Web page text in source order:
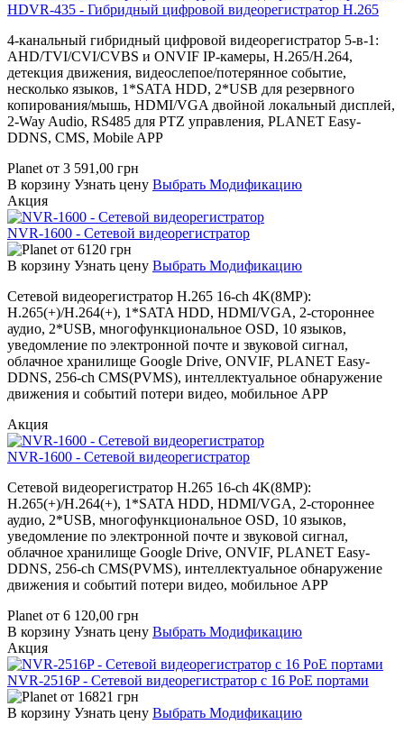
HDVR-435 - Гибридный цифровой видеорегистратор H.265
4-канальный гибридный цифровой видеорегистратор 5-в-1:
AHD/TVI/CVI/CVBS и ONVIF IP-камеры, H.265/H.264,
детекция движения, видеослепое/потерянное событие,
несколько языков, 1*SATA HDD, 2*USB для резервного
копирования/мышь, HDMI/VGA двойной локальный дисплей,
2-Way Audio, RS485 для PTZ управления, PLANET Easy-
DDNS, CMS, Mobile APP
Planet от 3 591,00 грн
В корзину Узнать цену Выбрать Модификацию
Акция
NVR-1600 - Сетевой видеорегистратор
от 6120 грн
В корзину Узнать цену Выбрать Модификацию
Сетевой видеорегистратор H.265 16-ch 4K(8MP):
H.265(+)/H.264(+), 1*SATA HDD, HDMI/VGA, 2-стороннее
аудио, 2*USB, многофункциональное OSD, 10 языков,
уведомление по электронной почте и звуковой сигнал,
облачное хранилище Google Drive, ONVIF, PLANET Easy-
DDNS, 256-ch CMS(PVMS), интеллектуальное обнаружение
движения и событий потери видео, мобильное APP
Акция
NVR-1600 - Сетевой видеорегистратор
Сетевой видеорегистратор H.265 16-ch 4K(8MP):
H.265(+)/H.264(+), 1*SATA HDD, HDMI/VGA, 2-стороннее
аудио, 2*USB, многофункциональное OSD, 10 языков,
уведомление по электронной почте и звуковой сигнал,
облачное хранилище Google Drive, ONVIF, PLANET Easy-
DDNS, 256-ch CMS(PVMS), интеллектуальное обнаружение
движения и событий потери видео, мобильное APP
Planet от 6 120,00 грн
В корзину Узнать цену Выбрать Модификацию
Акция
NVR-2516P - Сетевой видеорегистратор с 16 PoE портами
от 16821 грн
В корзину Узнать цену Выбрать Модификацию